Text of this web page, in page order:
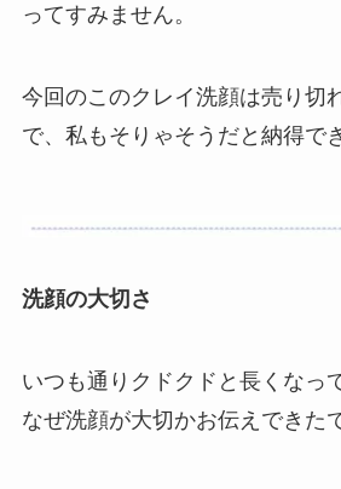
ってすみません。
今回のこのクレイ洗顔は売り切
で、私もそりゃそうだと納得で
洗顔の大切さ
いつも通りクドクドと長くなっ
なぜ洗顔が大切かお伝えできた